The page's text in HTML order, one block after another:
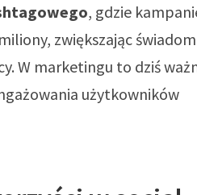
, gdzie
zwiększając
W marketingu to dziś
użytkowników